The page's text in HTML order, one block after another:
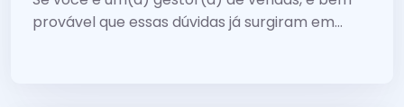
provável que essas dúvidas já surgiram em